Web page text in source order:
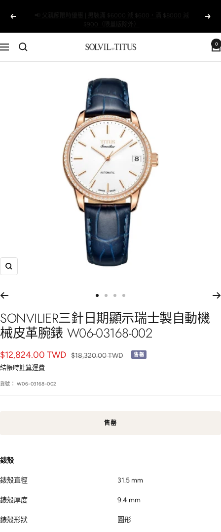
以
前
📢 父親節限時優惠 | 男裝滿 $6000 減 $600，滿 $8000 減
$900（限量版除外）
下
一
個
導
航
Solvil
et
Taiwan
0
放
往
幻
燈
1
往
幻
燈
2
往
幻
燈
3
往
幻
燈
4
SONVILIER三針日期顯示瑞士製自動機
械皮革腕錶 W06-03168-002
銷
售
價
格
$12,824.00 TWD 正
$18,320.00 TWD 售罄
結帳時計算運費
貨號： W06-03168-002
售罄
錶殼
錶殼直徑 31.5 mm
錶殼厚度 9.4 mm
錶殼形狀 圓形